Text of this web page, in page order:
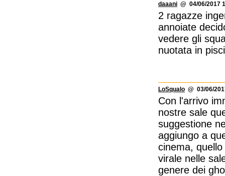
daaani @ 04/06/2017
2 ragazze
annoiate
vedere gli
nuotata in
LoSqualo @ 03/06/
Con l'arrivo
nostre sale
suggestione
aggiungo a
cinema,
virale nelle
genere dei